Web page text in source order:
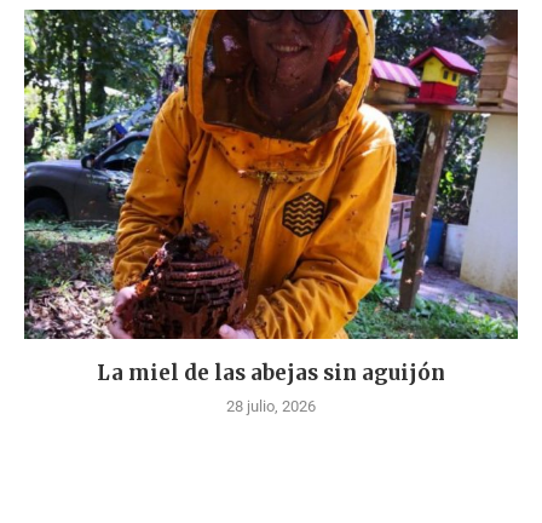
La miel de las abejas sin aguijón
28 julio, 2026